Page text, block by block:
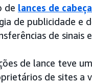
de lances de
de publicidade e
de sinais e
de lance teve
de sites a